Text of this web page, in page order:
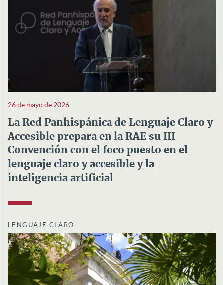
26 de mayo de 2026
La Red Panhispánica de Lenguaje Claro y
Accesible prepara en la RAE su III
Convención con el foco puesto en el
lenguaje claro y accesible y la
inteligencia artificial
LENGUAJE CLARO